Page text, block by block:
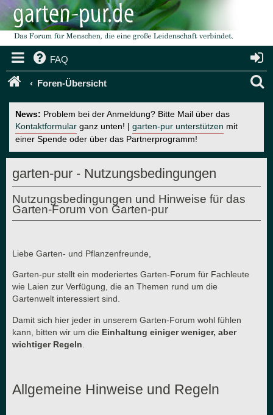
FAQ
Foren-Übersicht
News: Problem bei der Anmeldung? Bitte Mail über das
Kontaktformular ganz unten! | garten-pur unterstützen mit
einer Spende oder über das Partnerprogramm!
garten-pur - Nutzungsbedingungen
Nutzungsbedingungen und Hinweise für das
Garten-Forum von Garten-pur
Liebe Garten- und Pflanzenfreunde,
Garten-pur stellt ein moderiertes Garten-Forum für Fachleute
wie Laien zur Verfügung, die an Themen rund um die
Gartenwelt interessiert sind.
Damit sich hier jeder in unserem Garten-Forum wohl fühlen
kann, bitten wir um die Einhaltung einiger weniger, aber
wichtiger Regeln
Allgemeine Hinweise und Regeln